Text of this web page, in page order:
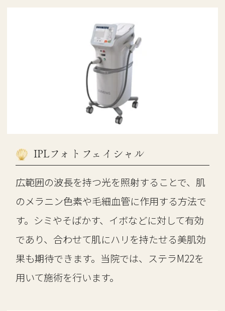
IPLフォトフェイシャル
広範囲の波長を持つ光を照射することで、肌
のメラニン色素や毛細血管に作用する方法で
す。シミやそばかす、イボなどに対して有効
であり、合わせて肌にハリを持たせる美肌効
果も期待できます。当院では、ステラM22を
用いて施術を行います。